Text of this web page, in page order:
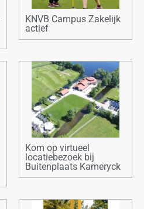
KNVB Campus Zakelijk
actief
Kom op virtueel
locatiebezoek bij
Buitenplaats Kameryck